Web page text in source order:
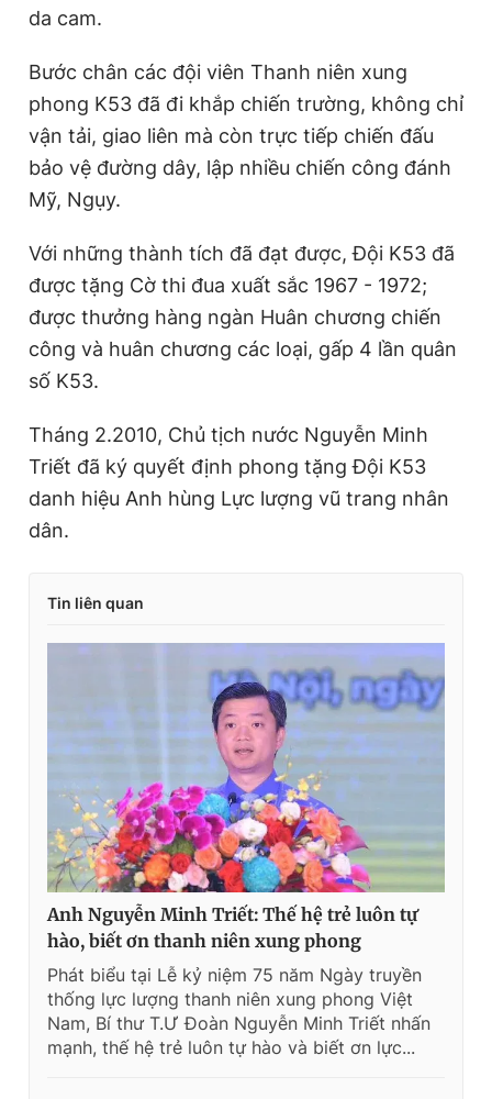
da cam.
Bước chân các đội viên Thanh niên xung
phong K53 đã đi khắp chiến trường, không chỉ
vận tải, giao liên mà còn trực tiếp chiến đấu
bảo vệ đường dây, lập nhiều chiến công đánh
Mỹ, Ngụy.
Với những thành tích đã đạt được, Đội K53 đã
được tặng Cờ thi đua xuất sắc 1967 - 1972;
được thưởng hàng ngàn Huân chương chiến
công và huân chương các loại, gấp 4 lần quân
số K53.
Tháng 2.2010, Chủ tịch nước Nguyễn Minh
Triết đã ký quyết định phong tặng Đội K53
danh hiệu Anh hùng Lực lượng vũ trang nhân
dân.
Tin liên quan
Anh Nguyễn Minh Triết: Thế hệ trẻ luôn tự
hào, biết ơn thanh niên xung phong
Phát biểu tại Lễ kỷ niệm 75 năm Ngày truyền
thống lực lượng thanh niên xung phong Việt
Nam, Bí thư T.Ư Đoàn Nguyễn Minh Triết nhấn
mạnh, thế hệ trẻ luôn tự hào và biết ơn lực...